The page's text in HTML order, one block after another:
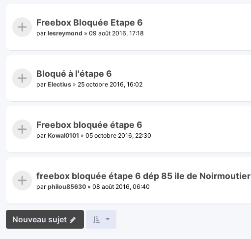
Freebox Bloquée Etape 6
par lesreymond » 09 août 2016, 17:18
Bloqué à l'étape 6
par Electius » 25 octobre 2016, 16:02
Freebox bloquée étape 6
par Kowal0101 » 05 octobre 2016, 22:30
freebox bloquée étape 6 dép 85 ile de Noirmoutier
par philou85630 » 08 août 2016, 06:40
Nouveau sujet